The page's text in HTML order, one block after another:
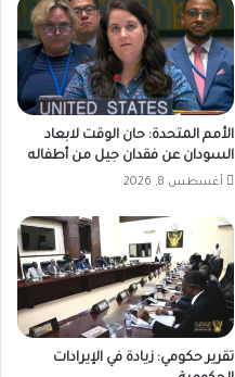
الأمم المتحدة: حان الوقت لابعاد
السودان عن فقدان جيل من أطفاله
أغسطس 8, 2026
تقرير حكومي: زيادة في الإيرادات